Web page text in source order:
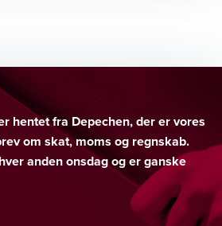
hentet fra Depechen, der er vores
om skat, moms og regnskab.
anden onsdag og er ganske